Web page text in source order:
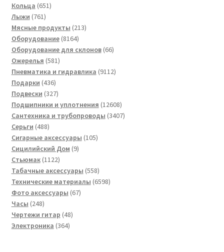
Кольца 651651
Лыжи 761761
товар
Мясные продукты 213213
Оборудование 81648164
товара
Оборудование для склонов 6666
Ожерелья 581581
товар
Пневматика и гидравлика 91129112
Подарки 436436
товаров
Подвески 327327
товаров
Подшипники и уплотнения 1260812608
товаров
Сантехника и трубопроводы 34073407
Серьги 488488
товаров
Сигарные аксессуары 105105
Сицилийский Дом 99
Стьюмак 11221122
товара
Табачные аксессуары 558558
товаров
Технические материалы 65986598
Фото аксессуары 6767
Часы 248248
товаров
Чертежи гитар 4848
Электроника 364364